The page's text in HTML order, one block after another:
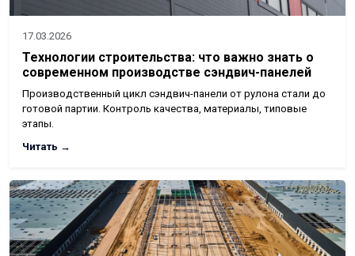
17.03.2026
Технологии строительства: что важно знать о
современном производстве сэндвич-панелей
Производственный цикл сэндвич-панели от рулона стали до
готовой партии. Контроль качества, материалы, типовые
этапы.
Читать →